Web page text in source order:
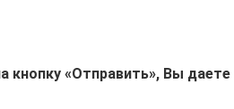
кнопку «Отправить», Вы даете